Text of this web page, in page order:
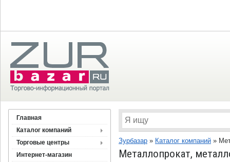
Главная
Каталог компаний
Торговые центры
Интернет-магазин
Зурбазар » Каталог компаний »
Металлопрокат,